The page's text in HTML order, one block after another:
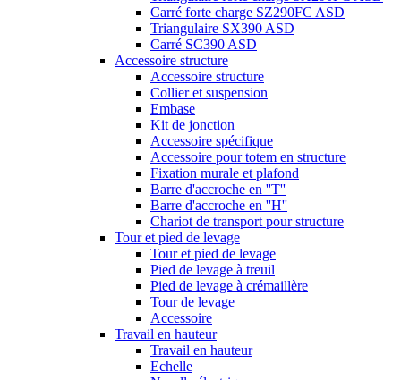
Carré forte charge SZ290FC ASD
Triangulaire SX390 ASD
Carré SC390 ASD
Accessoire structure
Accessoire structure
Collier et suspension
Embase
Kit de jonction
Accessoire spécifique
Accessoire pour totem en structure
Fixation murale et plafond
Barre d'accroche en ''T''
Barre d'accroche en ''H''
Chariot de transport pour structure
Tour et pied de levage
Tour et pied de levage
Pied de levage à treuil
Pied de levage à crémaillère
Tour de levage
Accessoire
Travail en hauteur
Travail en hauteur
Echelle